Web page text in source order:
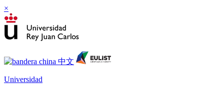
×
Universidad